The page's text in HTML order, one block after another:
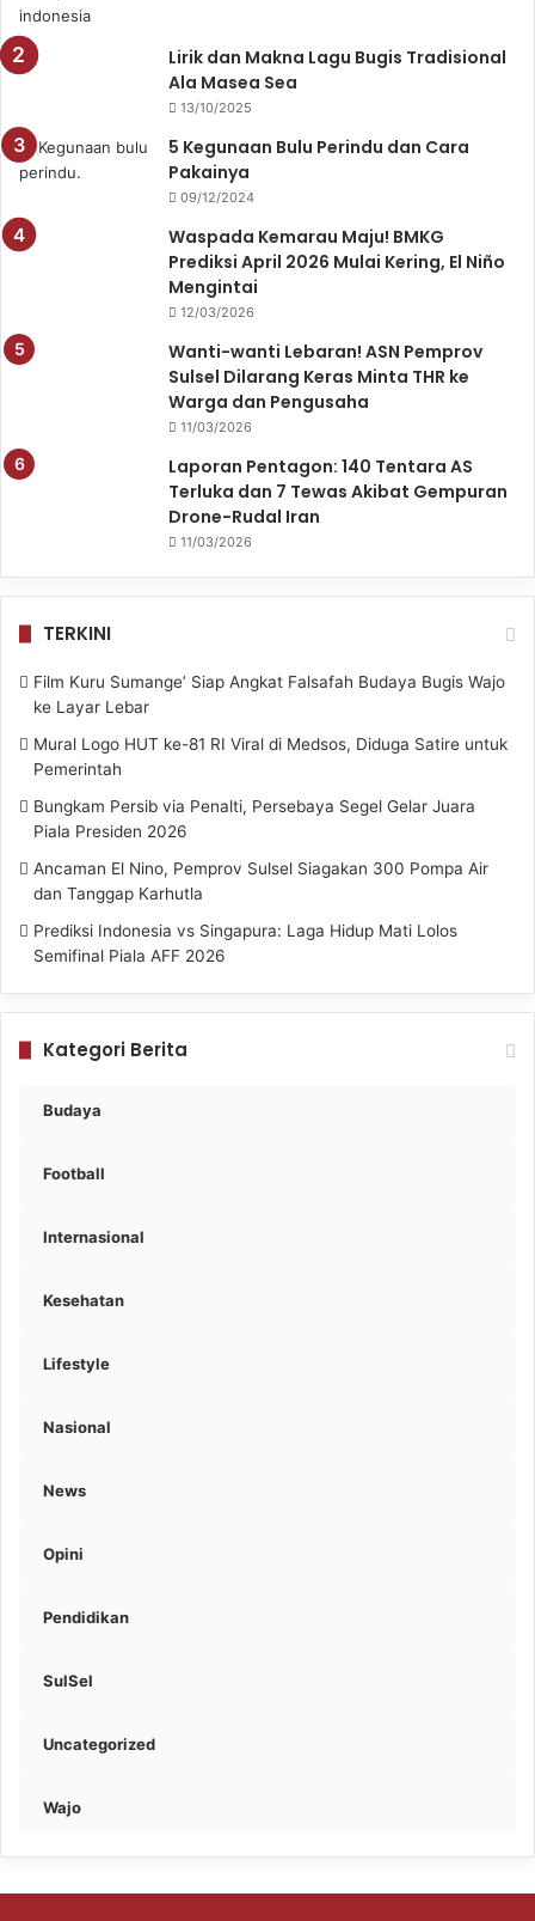
Lirik dan Makna Lagu Bugis Tradisional
Ala Masea Sea
13/10/2025
5 Kegunaan Bulu Perindu dan Cara
Pakainya
09/12/2024
Waspada Kemarau Maju! BMKG
Prediksi April 2026 Mulai Kering, El Niño
Mengintai
12/03/2026
Wanti-wanti Lebaran! ASN Pemprov
Sulsel Dilarang Keras Minta THR ke
Warga dan Pengusaha
11/03/2026
Laporan Pentagon: 140 Tentara AS
Terluka dan 7 Tewas Akibat Gempuran
Drone-Rudal Iran
11/03/2026
TERKINI
Film Kuru Sumange’ Siap Angkat Falsafah Budaya Bugis Wajo
ke Layar Lebar
Mural Logo HUT ke-81 RI Viral di Medsos, Diduga Satire untuk
Pemerintah
Bungkam Persib via Penalti, Persebaya Segel Gelar Juara
Piala Presiden 2026
Ancaman El Nino, Pemprov Sulsel Siagakan 300 Pompa Air
dan Tanggap Karhutla
Prediksi Indonesia vs Singapura: Laga Hidup Mati Lolos
Semifinal Piala AFF 2026
Kategori Berita
Budaya
Football
Internasional
Kesehatan
Lifestyle
Nasional
News
Opini
Pendidikan
SulSel
Uncategorized
Wajo